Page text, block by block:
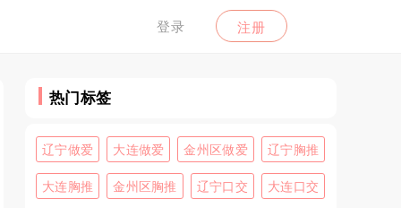
登录 注册
热门标签
辽宁做爱 大连做爱 金州区做爱 辽宁胸推
大连胸推 金州区胸推 辽宁口交 大连口交